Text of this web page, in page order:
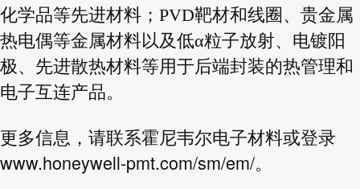
化学品等先进材料；PVD靶材和线圈、贵金属
热电偶等金属材料以及低α粒子放射、电镀阳
极、先进散热材料等用于后端封装的热管理和
电子互连产品。
更多信息，请联系霍尼韦尔电子材料或登录
www.honeywell-pmt.com/sm/em/。